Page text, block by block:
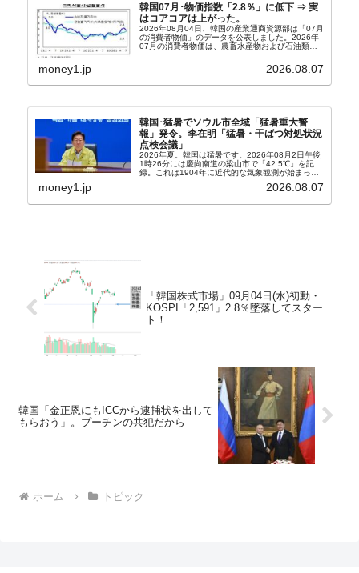
韓国07月･物価指数「2.8％」に低下 ⇒ 実
はコアコアは上がった。
2026年08月04日、韓国の産業通商資源部は「07月
の消費者物価」のデータを公表しました。2026年
07月の消費者物価は、農畜水産物および石油類の
2.8％上昇（06月は3.2％）となり、上昇率は前...
money1.jp 2026.08.07
韓国･猛暑でソウル市全域「猛暑重大警
報」発令。李在明「猛暑・干ばつ対処状況
点検会議」
2026年夏。韓国は猛暑です。2026年08月2日午後
1時26分には慶尚南道の梁山市で「42.5℃」を記
録。これは1904年に近代的な気象観測が始まって
ウル市全域への「猛暑重大警報」が発令され...
money1.jp 2026.08.07
「韓国株式市場」09月04日(水)初動・
KOSPI「2,591」2.8％墜落してスター
ト！
韓国「金正恩にもICCから逮捕状を出して
もらおう」。プーチンの共犯だから
ホーム トピック